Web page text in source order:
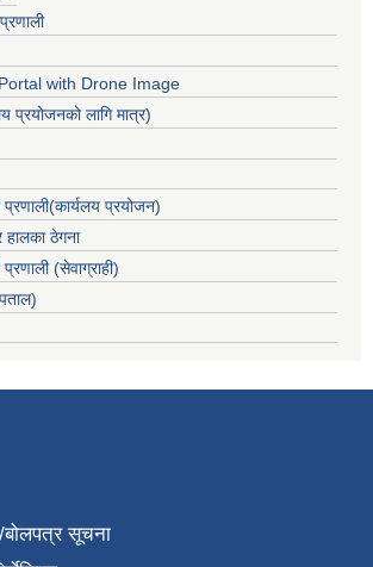
with Drone Image
प्रयोजनको लागि मात्र)
प्रयोजन)
हालका ठेगना
(सेवाग्राही)
बोलपत्र सूचना